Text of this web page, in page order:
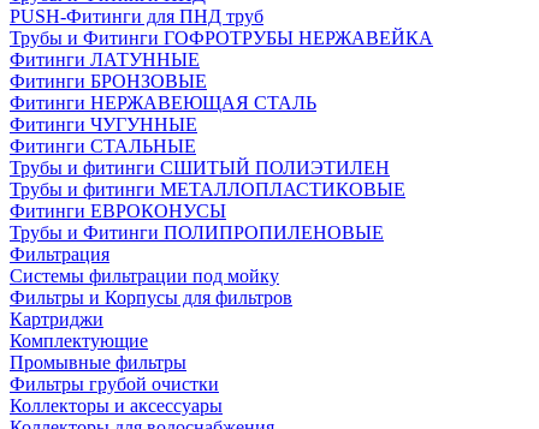
PUSH-Фитинги для ПНД труб
Трубы и Фитинги ГОФРОТРУБЫ НЕРЖАВЕЙКА
Фитинги ЛАТУННЫЕ
Фитинги БРОНЗОВЫЕ
Фитинги НЕРЖАВЕЮЩАЯ СТАЛЬ
Фитинги ЧУГУННЫЕ
Фитинги СТАЛЬНЫЕ
Трубы и фитинги СШИТЫЙ ПОЛИЭТИЛЕН
Трубы и фитинги МЕТАЛЛОПЛАСТИКОВЫЕ
Фитинги ЕВРОКОНУСЫ
Трубы и Фитинги ПОЛИПРОПИЛЕНОВЫЕ
Фильтрация
Системы фильтрации под мойку
Фильтры и Корпусы для фильтров
Картриджи
Комплектующие
Промывные фильтры
Фильтры грубой очистки
Коллекторы и аксессуары